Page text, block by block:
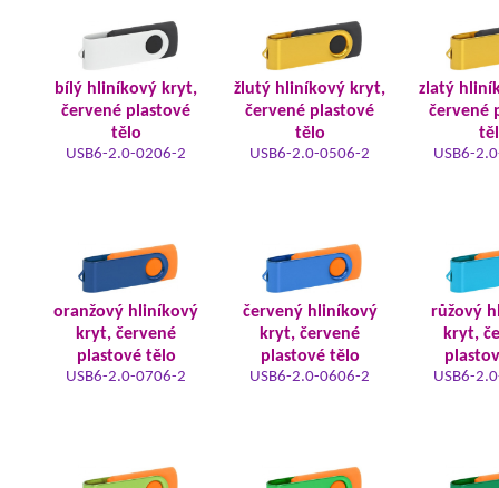
bílý hliníkový kryt,
červené plastové
tělo
USB6-2.0-0206-2
žlutý hliníkový kryt,
červené plastové
tělo
USB6-2.0-0506-2
zlatý
červené
USB6-
oranžový hliníkový
kryt, červené
plastové tělo
USB6-2.0-0706-2
červený hliníkový
kryt, červené
plastové tělo
USB6-2.0-0606-2
růžový
kryt,
USB6-